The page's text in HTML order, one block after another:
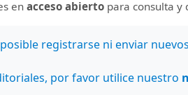
el exceso de choques
de sitios de
identificar las rutas con
de desempeño de
muestran que el
en acceso abierto para consulta y
registrarse ni enviar
por favor utilice nuestro